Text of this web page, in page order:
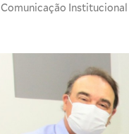
Comunicação Institucional